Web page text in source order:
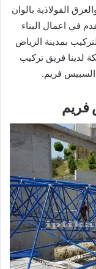
الفولاذية بالوان
في اعمال البناء
بمدينة الرياض
لدينا فريق تركيب
السبيس فريم.